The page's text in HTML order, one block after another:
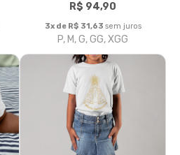
Camiseta Unissex T-Shirt Plus
Size - Nossa Senhora
Aparecida
R$ 119,90
3x de R$ 39,97 sem juros
G1, G2, G3, G4